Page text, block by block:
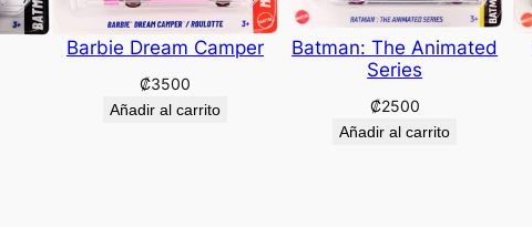
Barbie Dream Camper
₡3500
Añadir al carrito
Batman: The Animated
Series
₡2500
Añadir al carrito